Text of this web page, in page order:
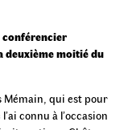
conférencier
deuxième moitié du
Mémain, qui est pour
connu à l’occasion